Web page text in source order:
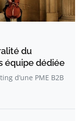
du
équipe dédiée
d’une PME B2B